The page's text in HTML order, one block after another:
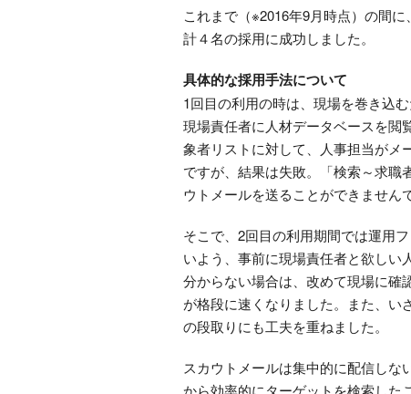
これまで（※2016年9月時点）の間
計４名の採用に成功しました。
具体的な採用手法について
1回目の利用の時は、現場を巻き込
現場責任者に人材データベースを閲
象者リストに対して、人事担当がメ
ですが、結果は失敗。「検索～求職
ウトメールを送ることができません
そこで、2回目の利用期間では運用
いよう、事前に現場責任者と欲しい
分からない場合は、改めて現場に確
が格段に速くなりました。また、い
の段取りにも工夫を重ねました。
スカウトメールは集中的に配信し
から効率的にターゲットを検索した